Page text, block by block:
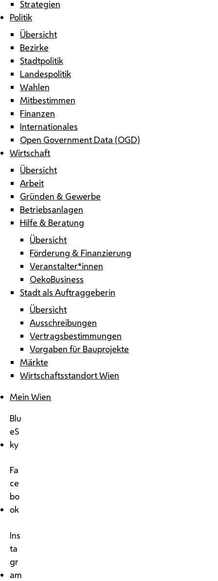
Strategien
Politik
Übersicht
Bezirke
Stadtpolitik
Landespolitik
Wahlen
Mitbestimmen
Finanzen
Internationales
Open Government Data (OGD)
Wirtschaft
Übersicht
Arbeit
Gründen & Gewerbe
Betriebsanlagen
Hilfe & Beratung
Übersicht
Förderung & Finanzierung
Veranstalter*innen
OekoBusiness
Stadt als Auftraggeberin
Übersicht
Ausschreibungen
Vertragsbestimmungen
Vorgaben für Bauprojekte
Märkte
Wirtschaftsstandort Wien
Mein Wien
Blu
eS
ky
Fa
ce
bo
ok
Ins
ta
gr
am